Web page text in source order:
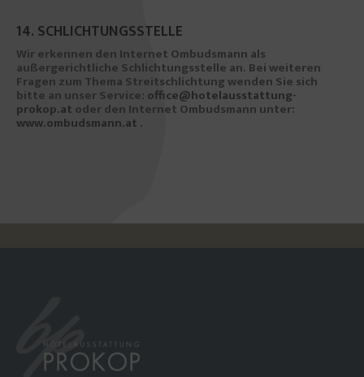
14. SCHLICHTUNGSSTELLE
Wir erkennen den Internet Ombudsmann als
außergerichtliche Schlichtungsstelle an. Bei weiteren
Fragen zum Thema Streitschlichtung wenden Sie sich
bitte an unser Service: office@hotelausstattung-
prokop.at oder den Internet Ombudsmann unter:
www.ombudsmann.at .